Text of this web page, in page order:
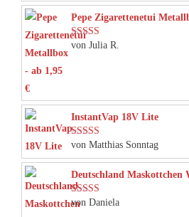
Pepe Zigarettenetui
Bewertet mit
von Julia R.
InstantVap 18V Lite
Bewertet mit
von Matthias Sonntag
Deutschland Maskottchen
Bewertet mit
von Daniela